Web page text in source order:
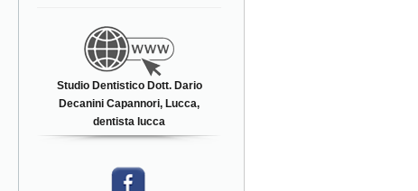
Studio Dentistico Dott. Dario
Decanini Capannori, Lucca,
dentista lucca